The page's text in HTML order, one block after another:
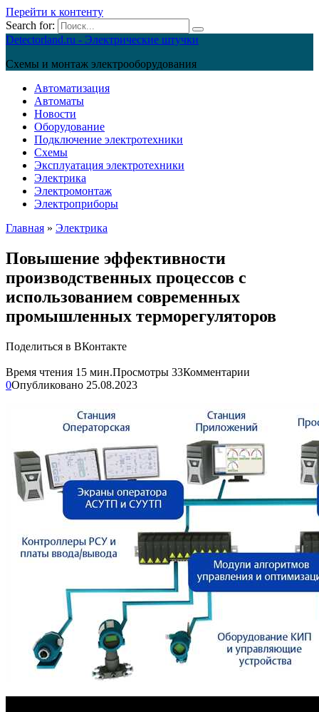
Перейти к контенту
Search for:
Detectorland.ru - Электрические штучки
Схемы и монтаж электрооборудования
Автоматизация
Автоматы
Новости
Оборудование
Подключение электротехники
Схемы
Эксплуатация электротехники
Электрика
Электромонтаж
Электроприборы
Главная » Электрика
Повышение эффективности
производственных процессов с
использованием современных
промышленных терморегуляторов
Поделиться в ВКонтакте
Время чтения 15 мин.Просмотры 33Комментарии
0Опубликовано 25.08.2023